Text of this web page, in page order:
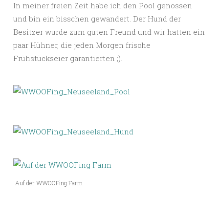
In meiner freien Zeit habe ich den Pool genossen
und bin ein bisschen gewandert. Der Hund der
Besitzer wurde zum guten Freund und wir hatten ein
paar Hühner, die jeden Morgen frische
Frühstückseier garantierten ;).
Auf der WWOOFing Farm